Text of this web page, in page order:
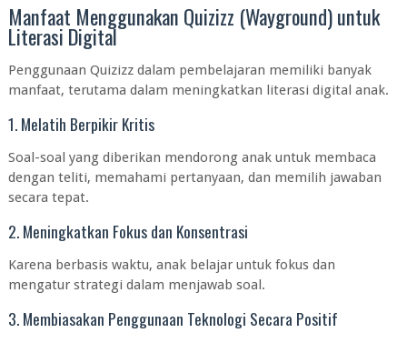
Manfaat Menggunakan Quizizz (Wayground) untuk
Literasi Digital
Penggunaan Quizizz dalam pembelajaran memiliki banyak
manfaat, terutama dalam meningkatkan literasi digital anak.
1. Melatih Berpikir Kritis
Soal-soal yang diberikan mendorong anak untuk membaca
dengan teliti, memahami pertanyaan, dan memilih jawaban
secara tepat.
2. Meningkatkan Fokus dan Konsentrasi
Karena berbasis waktu, anak belajar untuk fokus dan
mengatur strategi dalam menjawab soal.
3. Membiasakan Penggunaan Teknologi Secara Positif